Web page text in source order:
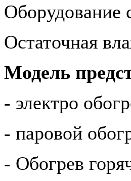
Оборудование
Остаточная
Модель
- электро
- паровой
- Обогрев